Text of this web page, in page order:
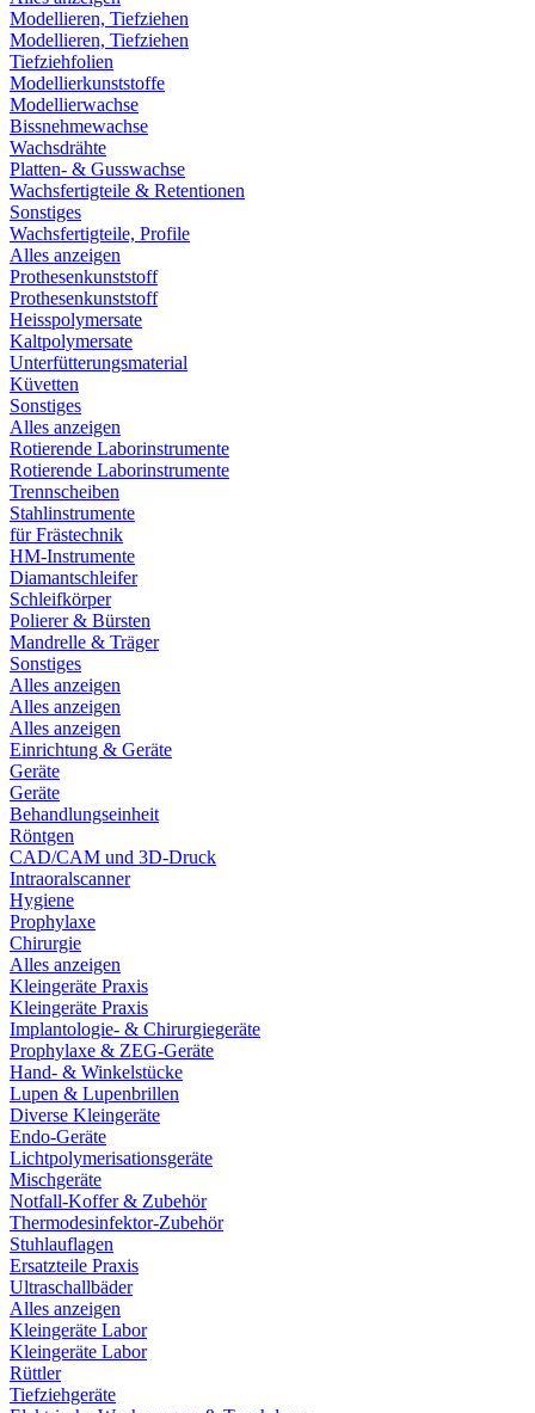
Modellieren, Tiefziehen
Modellieren, Tiefziehen
Tiefziehfolien
Modellierkunststoffe
Modellierwachse
Bissnehmewachse
Wachsdrähte
Platten- & Gusswachse
Wachsfertigteile & Retentionen
Sonstiges
Wachsfertigteile, Profile
Alles anzeigen
Prothesenkunststoff
Prothesenkunststoff
Heisspolymersate
Kaltpolymersate
Unterfütterungsmaterial
Küvetten
Sonstiges
Alles anzeigen
Rotierende Laborinstrumente
Rotierende Laborinstrumente
Trennscheiben
Stahlinstrumente
für Frästechnik
HM-Instrumente
Diamantschleifer
Schleifkörper
Polierer & Bürsten
Mandrelle & Träger
Sonstiges
Alles anzeigen
Alles anzeigen
Alles anzeigen
Einrichtung & Geräte
Geräte
Geräte
Behandlungseinheit
Röntgen
CAD/CAM und 3D-Druck
Intraoralscanner
Hygiene
Prophylaxe
Chirurgie
Alles anzeigen
Kleingeräte Praxis
Kleingeräte Praxis
Implantologie- & Chirurgiegeräte
Prophylaxe & ZEG-Geräte
Hand- & Winkelstücke
Lupen & Lupenbrillen
Diverse Kleingeräte
Endo-Geräte
Lichtpolymerisationsgeräte
Mischgeräte
Notfall-Koffer & Zubehör
Thermodesinfektor-Zubehör
Stuhlauflagen
Ersatzteile Praxis
Ultraschallbäder
Alles anzeigen
Kleingeräte Labor
Kleingeräte Labor
Rüttler
Tiefziehgeräte